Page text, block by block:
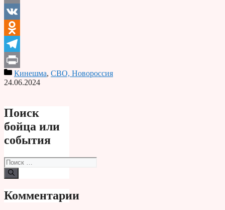
Email
VK
Odnoklassniki
Telegram
PrintКинешма, СВО, Новороссия
24.06.2024
Поиск
бойца или
события
Поиск:
Комментарии